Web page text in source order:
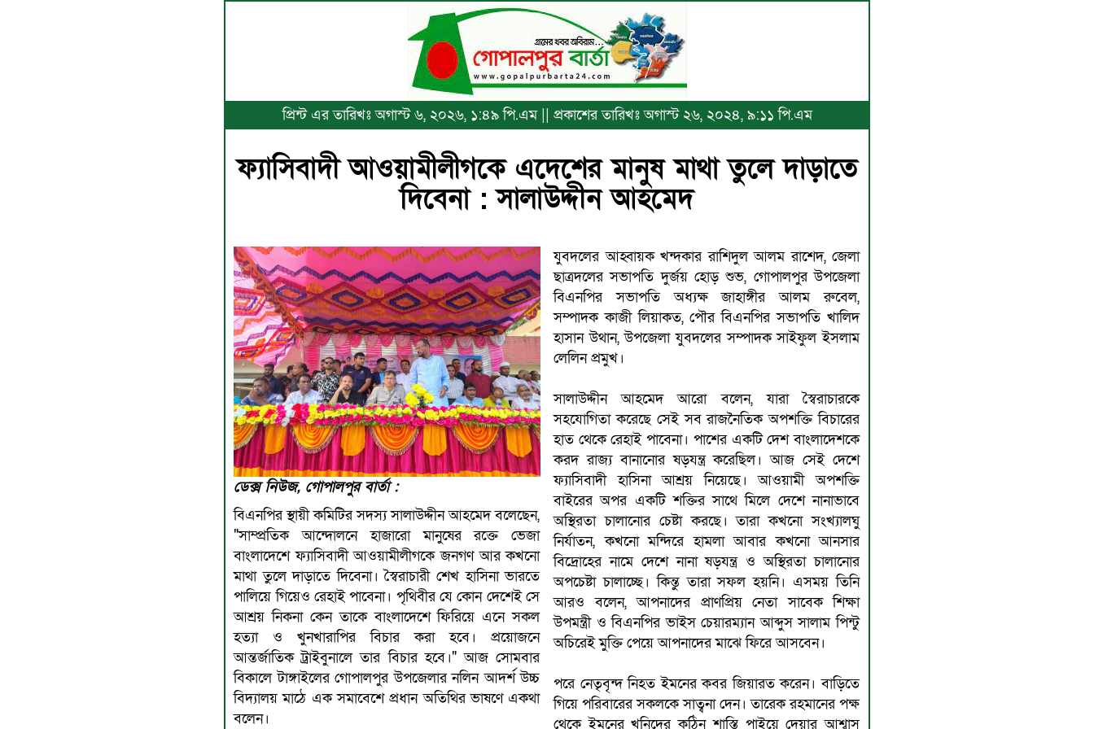
প্রিন্ট এর তারিখঃ অগাস্ট ৬, ২০২৬, ১:৪৯ পি.এম || প্রকাশের তারিখঃ অগাস্ট ২৬, ২০২৪, ৯:১১ পি.এম
ফ্যাসিবাদী আওয়ামীলীগকে এদেশের মানুষ মাথা তুলে দাড়াতে
দিবেনা : সালাউদ্দীন আহমেদ
ডেক্স নিউজ, গোপালপুর বার্তা :
বিএনপির স্থায়ী কমিটির সদস্য সালাউদ্দীন আহমেদ বলেছেন,
"সাম্প্রতিক আন্দোলনে হাজারো মানুষের রক্তে ভেজা
বাংলাদেশে ফ্যাসিবাদী আওয়ামীলীগকে জনগণ আর কখনো
মাথা তুলে দাড়াতে দিবেনা। স্বৈরাচারী শেখ হাসিনা ভারতে
পালিয়ে গিয়েও রেহাই পাবেনা। পৃথিবীর যে কোন দেশেই সে
আশ্রয় নিকনা কেন তাকে বাংলাদেশে ফিরিয়ে এনে সকল
হত্যা ও খুনখারাপির বিচার করা হবে। প্রয়োজনে
আন্তর্জাতিক ট্রাইবুনালে তার বিচার হবে।" আজ সোমবার
বিকালে টাঙ্গাইলের গোপালপুর উপজেলার নলিন আদর্শ উচ্চ
বিদ্যালয় মাঠে এক সমাবেশে প্রধান অতিথির ভাষণে একথা
বলেন।
যুবদলের আহ্বায়ক খন্দকার রাশিদুল আলম রাশেদ, জেলা
ছাত্রদলের সভাপতি দুর্জয় হোড় শুভ, গোপালপুর উপজেলা
বিএনপির সভাপতি অধ্যক্ষ জাহাঙ্গীর আলম রুবেল,
সম্পাদক কাজী লিয়াকত, পৌর বিএনপির সভাপতি খালিদ
হাসান উথান, উপজেলা যুবদলের সম্পাদক সাইফুল ইসলাম
লেলিন প্রমুখ।
সালাউদ্দীন আহমেদ আরো বলেন, যারা স্বৈরাচারকে
সহযোগিতা করেছে সেই সব রাজনৈতিক অপশক্তি বিচারের
হাত থেকে রেহাই পাবেনা। পাশের একটি দেশ বাংলাদেশকে
করদ রাজ্য বানানোর ষড়যন্ত্র করেছিল। আজ সেই দেশে
ফ্যাসিবাদী হাসিনা আশ্রয় নিয়েছে। আওয়ামী অপশক্তি
বাইরের অপর একটি শক্তির সাথে মিলে দেশে নানাভাবে
অস্থিরতা চালানোর চেষ্টা করছে। তারা কখনো সংখ্যালঘু
নির্যাতন, কখনো মন্দিরে হামলা আবার কখনো আনসার
বিদ্রোহের নামে দেশে নানা ষড়যন্ত্র ও অস্থিরতা চালানোর
অপচেষ্টা চালাচ্ছে। কিন্তু তারা সফল হয়নি। এসময় তিনি
আরও বলেন, আপনাদের প্রাণপ্রিয় নেতা সাবেক শিক্ষা
উপমন্ত্রী ও বিএনপির ভাইস চেয়ারম্যান আব্দুস সালাম পিন্টু
অচিরেই মুক্তি পেয়ে আপনাদের মাঝে ফিরে আসবেন।
পরে নেতৃবৃন্দ নিহত ইমনের কবর জিয়ারত করেন। বাড়িতে
গিয়ে পরিবারের সকলকে সাত্বনা দেন। তারেক রহমানের পক্ষ
থেকে ইমনের খুনিদের কঠিন শাস্তি পাইয়ে দেয়ার আশ্বাস